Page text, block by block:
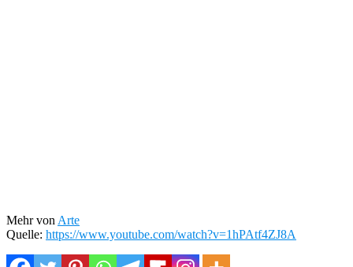
Mehr von Arte
Quelle: https://www.youtube.com/watch?v=1hPAtf4ZJ8A